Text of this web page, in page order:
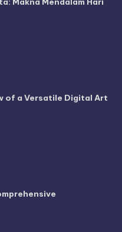
of a Versatile Digital Art